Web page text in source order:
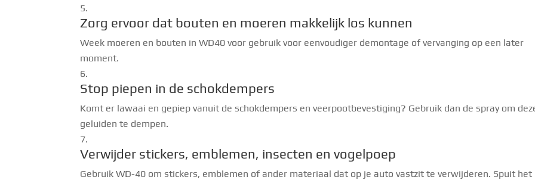
Zorg ervoor dat bouten en moeren makkelijk los kunnen
Week moeren en bouten in WD40 voor gebruik voor eenvoudiger demontage of vervanging op een later
moment.
Stop piepen in de schokdempers
Komt er lawaai en gepiep vanuit de schokdempers en veerpootbevestiging? Gebruik dan de spray om
geluiden te dempen.
Verwijder stickers, emblemen, insecten en vogelpoep
Gebruik WD-40 om stickers, emblemen of ander materiaal dat op je auto vastzit te verwijderen. Spuit het